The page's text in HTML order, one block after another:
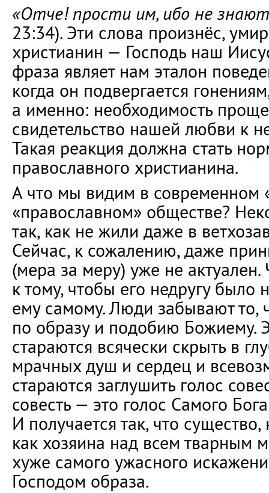
«Отче! прости им, ибо не
23:34). Эти слова произнёс,
христианин — Господь наш
фраза являет нам эталон
когда он подвергается
а именно: необходимость
свидетельство нашей любви к
Такая реакция должна стать
православного христианина.
А что мы видим в современном
«православном» обществе?
так, как не жили даже в
Сейчас, к сожалению, даже
(мера за меру) уже не актуален.
к тому, чтобы его недругу было
ему самому. Люди забывают то,
по образу и подобию Божиему.
стараются всячески скрыть в
мрачных душ и сердец и
стараются заглушить голос
совесть — это голос Самого
И получается так, что
как хозяина над всем тварным
хуже самого ужасного
Господом образа.